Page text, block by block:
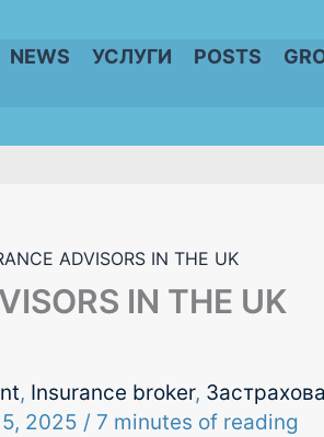
NEWS УСЛУГИ POSTS
ADVISORS IN THE UK
IN THE UK
, Insurance broker,
2025 / 7 minutes of reading